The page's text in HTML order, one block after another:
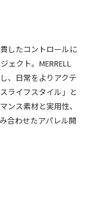
したコントロールに
ェクト。MERRELL
、日常をよりアクテ
ライフスタイル」と
ンス素材と実用性、
合わせたアパレル開